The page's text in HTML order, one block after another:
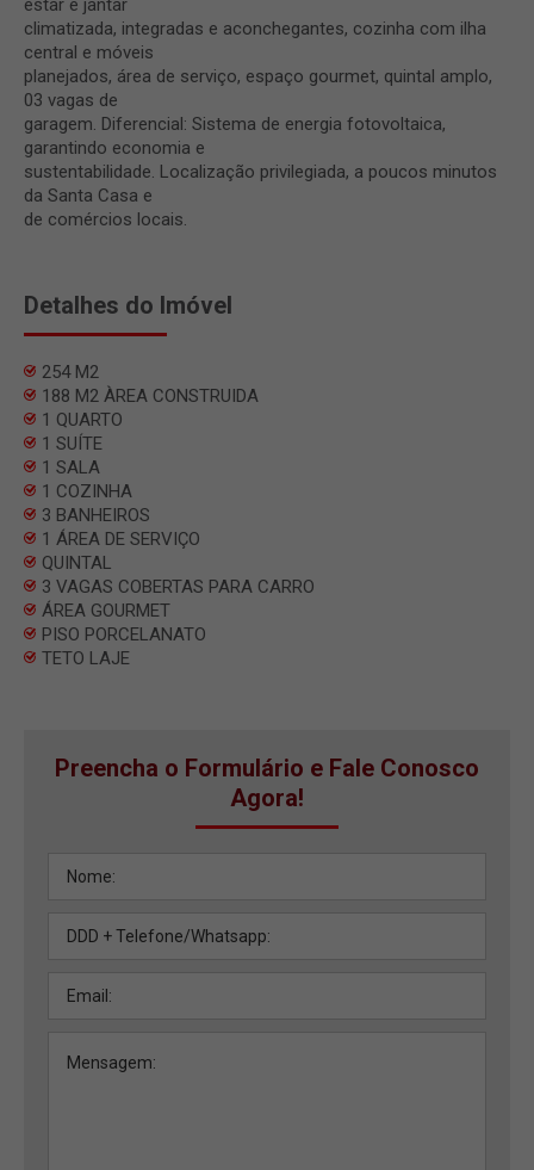
estar e jantar
climatizada, integradas e aconchegantes, cozinha com ilha
central e móveis
planejados, área de serviço, espaço gourmet, quintal amplo,
03 vagas de
garagem. Diferencial: Sistema de energia fotovoltaica,
garantindo economia e
sustentabilidade. Localização privilegiada, a poucos minutos
da Santa Casa e
de comércios locais.
Detalhes do Imóvel
254 M2
188 M2 ÀREA CONSTRUIDA
1 QUARTO
1 SUÍTE
1 SALA
1 COZINHA
3 BANHEIROS
1 ÁREA DE SERVIÇO
QUINTAL
3 VAGAS COBERTAS PARA CARRO
ÁREA GOURMET
PISO PORCELANATO
TETO LAJE
Preencha o Formulário e Fale Conosco
Agora!